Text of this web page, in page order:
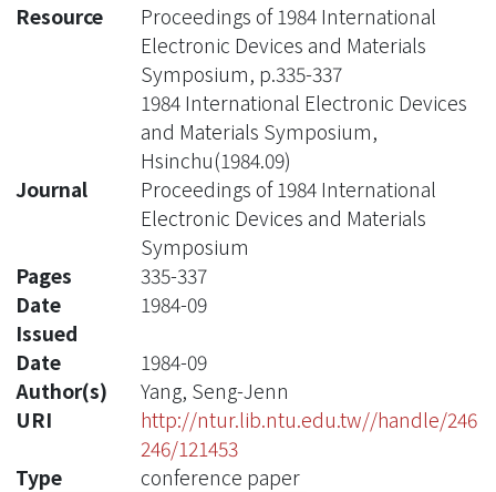
Resource
Proceedings of 1984 International
Electronic Devices and Materials
Symposium, p.335-337
1984 International Electronic Devices
and Materials Symposium,
Hsinchu(1984.09)
Journal
Proceedings of 1984 International
Electronic Devices and Materials
Symposium
Pages
335-337
Date
Issued
1984-09
Date
1984-09
Author(s)
Yang, Seng-Jenn
URI
http://ntur.lib.ntu.edu.tw//handle/246
246/121453
Type
conference paper